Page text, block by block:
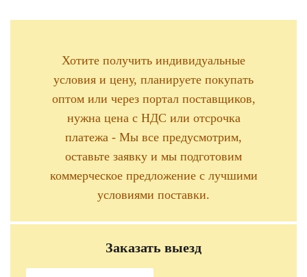
Хотите получить индивидуальные
условия и цену, планируете покупать
оптом или через портал поставщиков,
нужна цена с НДС или отсрочка
платежа - Мы все предусмотрим,
оставьте заявку и мы подготовим
коммерческое предложение с лучшими
условиями поставки.
Заказать выезд